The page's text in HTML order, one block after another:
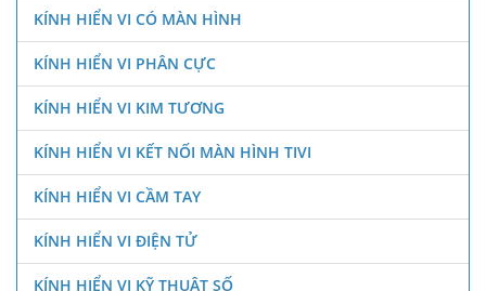
KÍNH HIỂN VI CÓ MÀN HÌNH
KÍNH HIỂN VI PHÂN CỰC
KÍNH HIỂN VI KIM TƯƠNG
KÍNH HIỂN VI KẾT NỐI MÀN HÌNH TIVI
KÍNH HIỂN VI CẦM TAY
KÍNH HIỂN VI ĐIỆN TỬ
KÍNH HIỂN VI KỸ THUẬT SỐ